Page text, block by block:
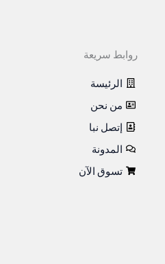
روابط سريعة
الرئيسة
من نحن
إتصل نبا
المدونة
تسوق الآن